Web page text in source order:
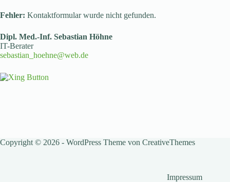
Fehler: Kontaktformular wurde nicht gefunden.
Dipl. Med.-Inf. Sebastian Höhne
IT-Berater
sebastian_hoehne@web.de
Copyright © 2026 - WordPress Theme von CreativeThemes
Impressum